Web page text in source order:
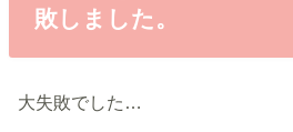
敗しました。
大失敗でした…